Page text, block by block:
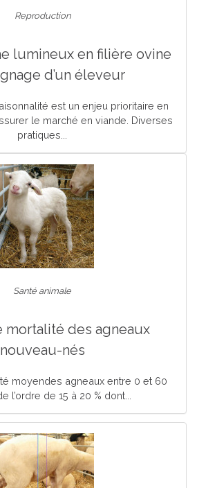
Reproduction
lumineux en filière ovine
d’un éleveur
est un enjeu prioritaire en
le marché en viande. Diverses
pratiques...
Santé animale
mortalité des agneaux
nouveau-nés
moyendes agneaux entre 0 et 60
l’ordre de 15 à 20 % dont...